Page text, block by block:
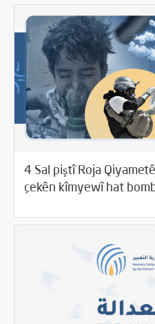
4 Sal piştî Roja
çekên kîmyewî hat
08/2022 Beyannameyên SCMê